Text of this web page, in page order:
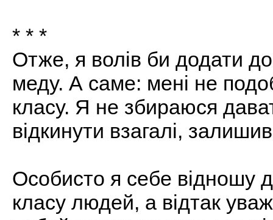
* * *
Отже, я волів би додати
меду. А саме: мені не
класу. Я не збираюся
відкинути взагалі,
Особисто я себе відношу
класу людей, а відтак